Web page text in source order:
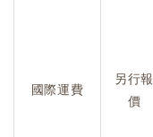
國際運費
另行報
價